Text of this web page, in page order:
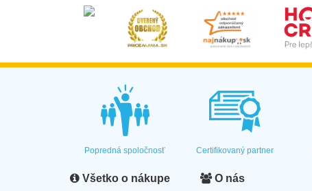
Popredná spoločnosť Certifikovaný partner
Všetko o nákupe O nás